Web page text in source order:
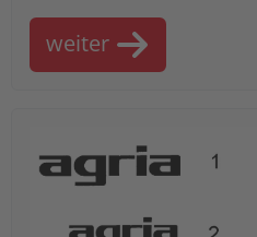
weiter